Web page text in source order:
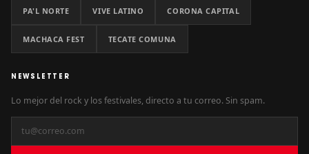
PA'L NORTE VIVE LATINO CORONA CAPITAL
MACHACA FEST TECATE COMUNA
NEWSLETTER
Lo mejor del rock y los festivales, directo a tu correo. Sin spam.